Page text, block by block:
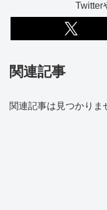
Twitter
関連記事
関連記事は見つかりま